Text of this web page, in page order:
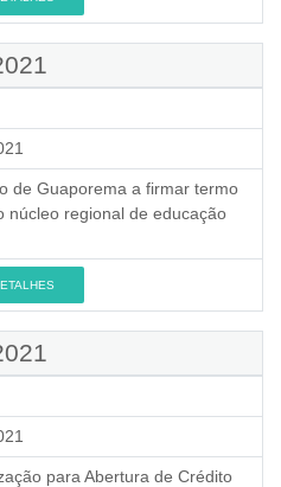
de Guaporema a firmar termo
núcleo regional de educação
para Abertura de Crédito